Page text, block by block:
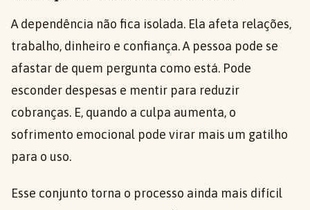
A dependência não fica isolada. Ela afeta relações,
trabalho, dinheiro e confiança. A pessoa pode se
afastar de quem pergunta como está. Pode
esconder despesas e mentir para reduzir
cobranças. E, quando a culpa aumenta, o
sofrimento emocional pode virar mais um gatilho
para o uso.
Esse conjunto torna o processo ainda mais difícil